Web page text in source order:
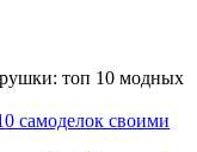
топ 10 модных
самоделок своими